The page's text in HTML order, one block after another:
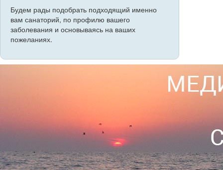
Будем рады подобрать подходящий именно
вам санаторий, по профилю вашего
заболевания и основываясь на ваших
пожеланиях.